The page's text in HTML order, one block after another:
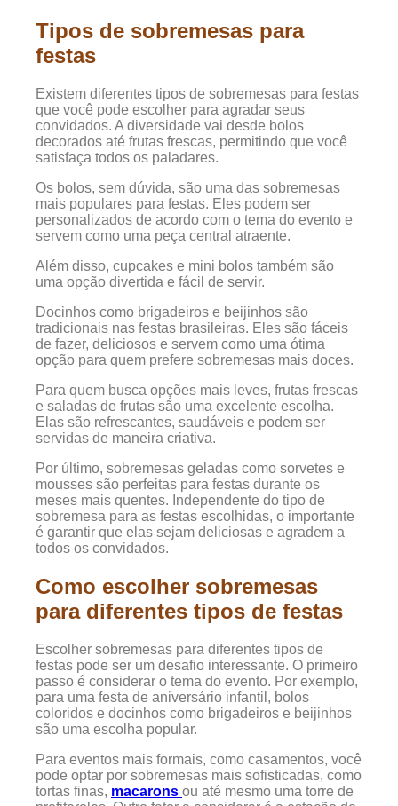
Tipos de sobremesas para
festas
Existem diferentes tipos de sobremesas para festas
que você pode escolher para agradar seus
convidados. A diversidade vai desde bolos
decorados até frutas frescas, permitindo que você
satisfaça todos os paladares.
Os bolos, sem dúvida, são uma das sobremesas
mais populares para festas. Eles podem ser
personalizados de acordo com o tema do evento e
servem como uma peça central atraente.
Além disso, cupcakes e mini bolos também são
uma opção divertida e fácil de servir.
Docinhos como brigadeiros e beijinhos são
tradicionais nas festas brasileiras. Eles são fáceis
de fazer, deliciosos e servem como uma ótima
opção para quem prefere sobremesas mais doces.
Para quem busca opções mais leves, frutas frescas
e saladas de frutas são uma excelente escolha.
Elas são refrescantes, saudáveis e podem ser
servidas de maneira criativa.
Por último, sobremesas geladas como sorvetes e
mousses são perfeitas para festas durante os
meses mais quentes. Independente do tipo de
sobremesa para as festas escolhidas, o importante
é garantir que elas sejam deliciosas e agradem a
todos os convidados.
Como escolher sobremesas
para diferentes tipos de festas
Escolher sobremesas para diferentes tipos de
festas pode ser um desafio interessante. O primeiro
passo é considerar o tema do evento. Por exemplo,
para uma festa de aniversário infantil, bolos
coloridos e docinhos como brigadeiros e beijinhos
são uma escolha popular.
Para eventos mais formais, como casamentos, você
pode optar por sobremesas mais sofisticadas, como
tortas finas, macarons ou até mesmo uma torre de